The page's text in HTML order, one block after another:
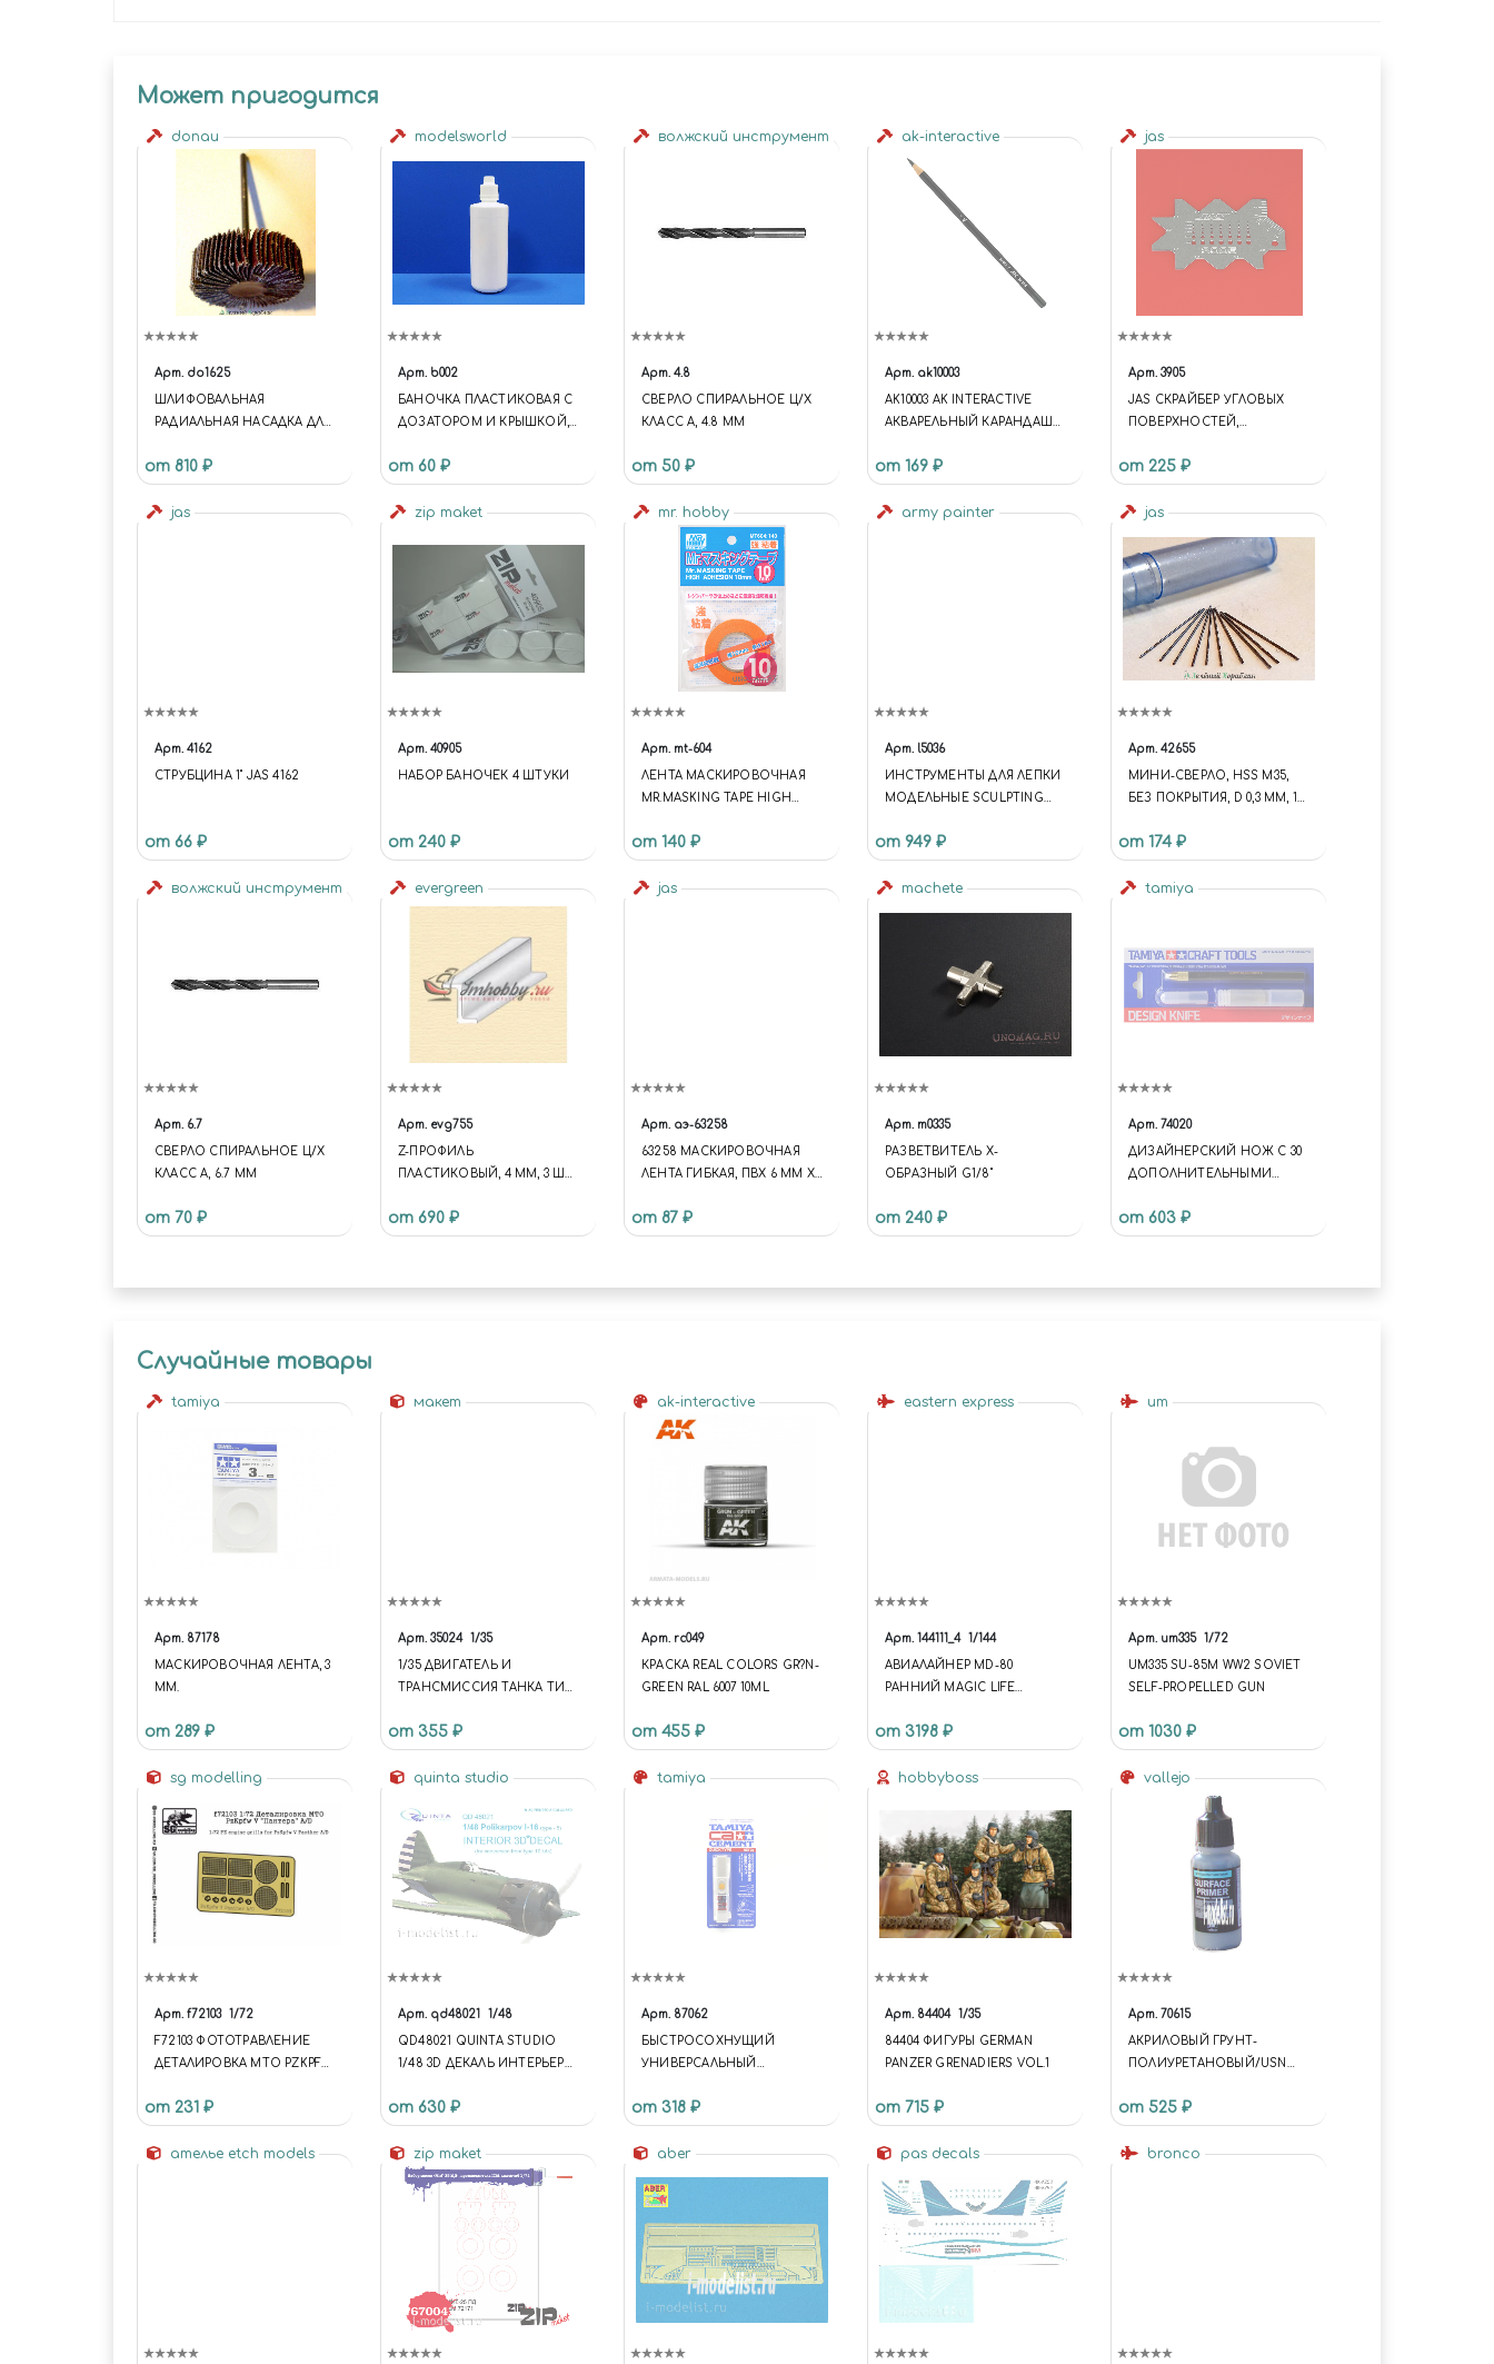
Может пригодится
donau
Арт. do1625
ШЛИФОВАЛЬНАЯ
РАДИАЛЬНАЯ НАСАДКА ДЛЯ
от 810 ₽
modelsworld
Арт. b002
БАНОЧКА ПЛАСТИКОВАЯ С
ДОЗАТОРОМ И КРЫШКОЙ,
от 60 ₽
волжский инструмент
Арт. 4.8
СВЕРЛО СПИРАЛЬНОЕ Ц/Х
КЛАСС А, 4.8 ММ
от 50 ₽
ak-interactive
Арт. ak10003
AK10003 AK INTERACTIVE
АКВАРЕЛЬНЫЙ КАРАНДАШ
SMOKE
от 169 ₽
jas
Арт. 3905
JAS СКРАЙБЕР УГЛОВЫХ
ПОВЕРХНОСТЕЙ,
БОЛТОВ И ГАЕК
от 225 ₽
jas
Арт. 4162
СТРУБЦИНА 1" JAS 4162
от 66 ₽
zip maket
Арт. 40905
НАБОР БАНОЧЕК 4 ШТУКИ
от 240 ₽
mr. hobby
Арт. mt-604
ЛЕНТА МАСКИРОВОЧНАЯ
MR.MASKING TAPE HIGH
от 140 ₽
army painter
Арт. l5036
ИНСТРУМЕНТЫ ДЛЯ ЛЕПКИ
МОДЕЛЬНЫЕ SCULPTING
TL5036
от 949 ₽
jas
Арт. 42655
МИНИ-СВЕРЛО, HSS M35,
БЕЗ ПОКРЫТИЯ, D 0,3 ММ, 10
от 174 ₽
волжский инструмент
Арт. 6.7
СВЕРЛО СПИРАЛЬНОЕ Ц/Х
КЛАСС А, 6.7 ММ
от 70 ₽
evergreen
Арт. evg755
Z-ПРОФИЛЬ
ПЛАСТИКОВЫЙ, 4 ММ, 3 ШТ/
от 690 ₽
jas
Арт. аэ-63258
63258 МАСКИРОВОЧНАЯ
ЛЕНТА ГИБКАЯ, ПВХ 6 ММ Х
от 87 ₽
machete
Арт. m0335
РАЗВЕТВИТЕЛЬ Х-
ОБРАЗНЫЙ G1/8"
от 240 ₽
tamiya
Арт. 74020
ДИЗАЙНЕРСКИЙ НОЖ С 30
ДОПОЛНИТЕЛЬНЫМИ
от 603 ₽
Случайные товары
tamiya
Арт. 87178
МАСКИРОВОЧНАЯ ЛЕНТА, 3
ММ.
от 289 ₽
макет
Арт. 35024 1/35
1/35 ДВИГАТЕЛЬ И
ТРАНСМИССИЯ ТАНКА ТИП
от 355 ₽
ak-interactive
Арт. rc049
КРАСКА REAL COLORS GR?N-
GREEN RAL 6007 10ML
от 455 ₽
eastern express
Арт. 144111_4 1/144
АВИАЛАЙНЕР MD-80
РАННИЙ MAGIC LIFE
ВОСТОЧНЫЙ ЭКСПРЕСС,
от 3198 ₽
um
Арт. um335 1/72
UM335 SU-85M WW2 SOVIET
SELF-PROPELLED GUN
от 1030 ₽
sg modelling
Арт. f72103 1/72
F72103 ФОТОТРАВЛЕНИЕ
ДЕТАЛИРОВКА МТО PZKPFW
ЗВЕЗДЫ
от 231 ₽
quinta studio
Арт. qd48021 1/48
QD48021 QUINTA STUDIO
1/48 3D ДЕКАЛЬ ИНТЕРЬЕРА
КОНВЕРСИИ ИЗ ЛЮБЫХ
от 630 ₽
tamiya
Арт. 87062
БЫСТРОСОХНУЩИЙ
УНИВЕРСАЛЬНЫЙ
(QUICK TYPE), 2 Г.
от 318 ₽
hobbyboss
Арт. 84404 1/35
84404 ФИГУРЫ GERMAN
PANZER GRENADIERS VOL.1
от 715 ₽
vallejo
Арт. 70615
АКРИЛОВЫЙ ГРУНТ-
ПОЛИУРЕТАНОВЫЙ/USN
от 525 ₽
ателье etch models zip maket aber pas decals bronco